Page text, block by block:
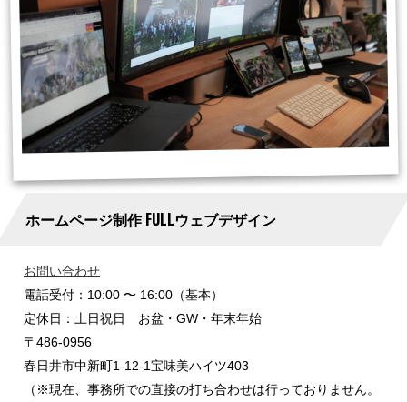
ホームページ制作 FULLウェブデザイン
お問い合わせ
電話受付：10:00 〜 16:00（基本）
定休日：土日祝日 お盆・GW・年末年始
〒486-0956
春日井市中新町1-12-1宝味美ハイツ403
（※現在、事務所での直接の打ち合わせは行っておりません。